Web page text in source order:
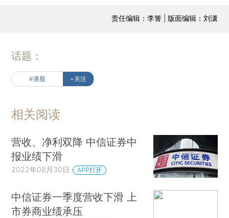
责任编辑：李箐 | 版面编辑：刘潇
话题：
#港股 +关注
相关阅读
营收、净利双降 中信证券中
报业绩下滑
2022年08月30日 APP打开
中信证券一季度营收下滑 上
市券商业绩承压